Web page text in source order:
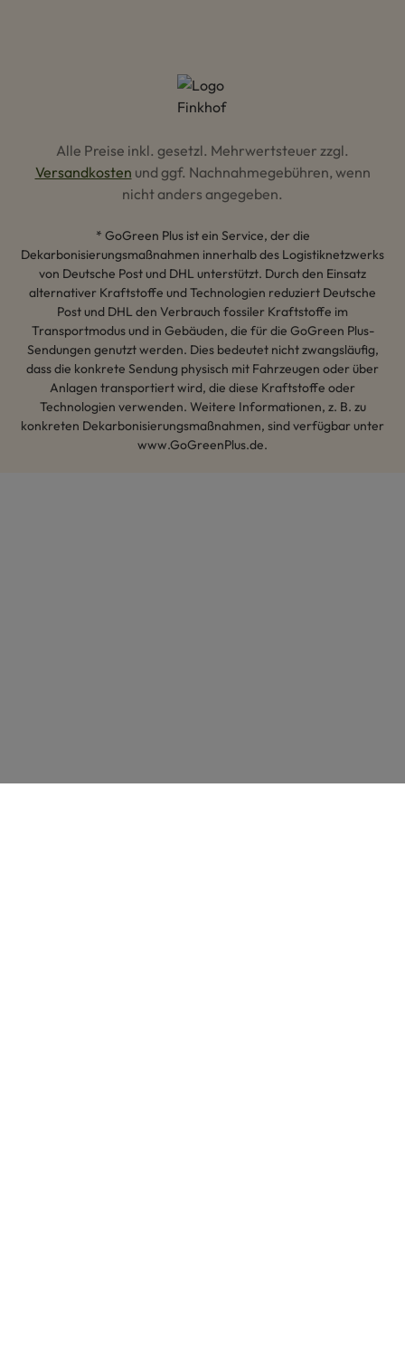
Alle Preise inkl. gesetzl. Mehrwertsteuer zzgl.
Versandkosten und ggf. Nachnahmegebühren, wenn
nicht anders angegeben.
* GoGreen Plus ist ein Service, der die
Dekarbonisierungsmaßnahmen innerhalb des Logistiknetzwerks
von Deutsche Post und DHL unterstützt. Durch den Einsatz
alternativer Kraftstoffe und Technologien reduziert Deutsche
Post und DHL den Verbrauch fossiler Kraftstoffe im
Transportmodus und in Gebäuden, die für die GoGreen Plus-
Sendungen genutzt werden. Dies bedeutet nicht zwangsläufig,
dass die konkrete Sendung physisch mit Fahrzeugen oder über
Anlagen transportiert wird, die diese Kraftstoffe oder
Technologien verwenden. Weitere Informationen, z. B. zu
konkreten Dekarbonisierungsmaßnahmen, sind verfügbar unter
www.GoGreenPlus.de.